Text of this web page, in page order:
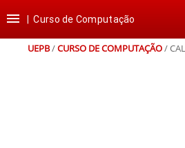
para
conteúdo
para
para
para
rodapé
 |Curso de Computação
UEPB/CURSO DE COMPUTAÇÃO/